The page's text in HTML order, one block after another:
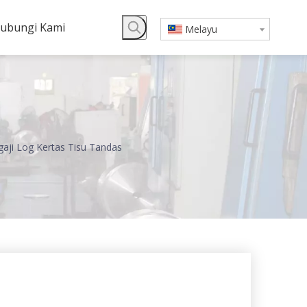
Kami Melayu
Log Kertas Tisu Tandas